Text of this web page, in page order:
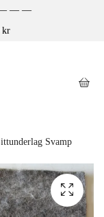
— — —
kr
Svamp